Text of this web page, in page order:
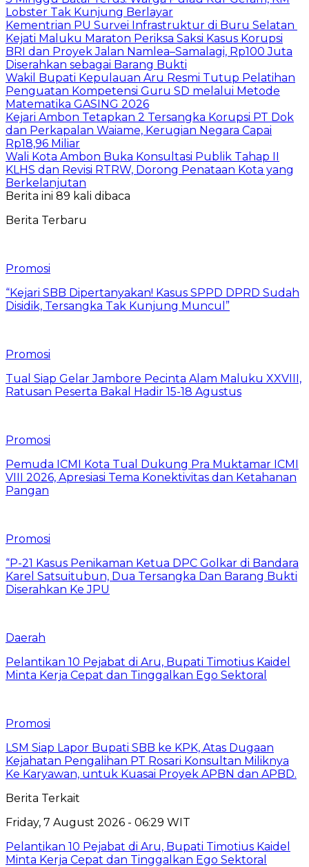
Lobster Tak Kunjung Berlayar
Kementrian PU Survei Infrastruktur di Buru Selatan
Kejati Maluku Maraton Periksa Saksi Kasus Korupsi
BRI dan Proyek Jalan Namlea–Samalagi, Rp100 Juta
Diserahkan sebagai Barang Bukti
Wakil Bupati Kepulauan Aru Resmi Tutup Pelatihan
Penguatan Kompetensi Guru SD melalui Metode
Matematika GASING 2026
Kejari Ambon Tetapkan 2 Tersangka Korupsi PT Dok
dan Perkapalan Waiame, Kerugian Negara Capai
Rp18,96 Miliar
Wali Kota Ambon Buka Konsultasi Publik Tahap II
KLHS dan Revisi RTRW, Dorong Penataan Kota yang
Berkelanjutan
Berita ini 89 kali dibaca
Berita Terbaru
Promosi
“Kejari SBB Dipertanyakan! Kasus SPPD DPRD Sudah
Disidik, Tersangka Tak Kunjung Muncul”
Promosi
Tual Siap Gelar Jambore Pecinta Alam Maluku XXVIII,
Ratusan Peserta Bakal Hadir 15-18 Agustus
Promosi
Pemuda ICMI Kota Tual Dukung Pra Muktamar ICMI
VIII 2026, Apresiasi Tema Konektivitas dan Ketahanan
Pangan
Promosi
“P-21 Kasus Penikaman Ketua DPC Golkar di Bandara
Karel Satsuitubun, Dua Tersangka Dan Barang Bukti
Diserahkan Ke JPU
Daerah
Pelantikan 10 Pejabat di Aru, Bupati Timotius Kaidel
Minta Kerja Cepat dan Tinggalkan Ego Sektoral
Promosi
LSM Siap Lapor Bupati SBB ke KPK, Atas Dugaan
Kejahatan Pengalihan PT Rosari Konsultan Miliknya
Ke Karyawan, untuk Kuasai Proyek APBN dan APBD.
Berita Terkait
Friday, 7 August 2026 - 06:29 WIT
Pelantikan 10 Pejabat di Aru, Bupati Timotius Kaidel
Minta Kerja Cepat dan Tinggalkan Ego Sektoral